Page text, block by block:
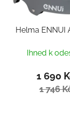
Helma ENNUI
Ihned k
1 690
1 746